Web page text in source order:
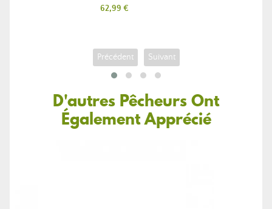
Prix
62,99 €
Précédent Suivant
D'autres Pêcheurs Ont
Également Apprécié